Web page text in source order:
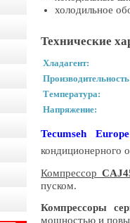
холодильное
Технические
Хладагент:
Температура:
Напряжение:
Tecumseh Europe
кондиционерного
Компрессор
пуском.
Компрессоры
мощностью и